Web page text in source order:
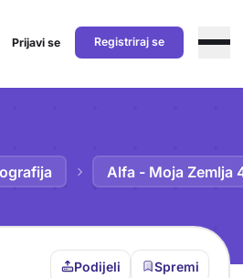
Prijavi se Registriraj se
Alfa - Moja Zemlja
Podijeli Spremi